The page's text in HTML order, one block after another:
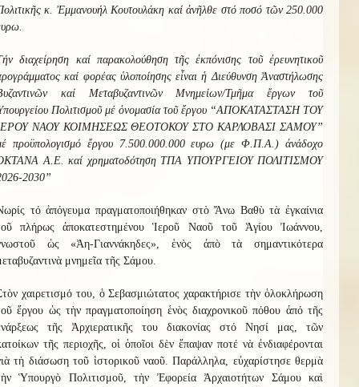
κ. Ἐμμανουήλ Κουτουλάκη καί ἀνῆλθε στό ποσό τῶν 250.000
διαχείρηση καί παρακολούθηση τῆς ἐκπόνισης τοῦ ἐρευνητικοῦ
καί φορέας ὑλοποίησης εἶναι ἡ Διεύθυνση Ἀναστήλωσης
καί Μεταβυζαντινῶν Μνημείων/Τμῆμα ἔργων τοῦ
Πολιτισμοῦ μέ ὁνομασία τοῦ ἔργου “ΑΠΟΚΑΤΑΣΤΑΣΗ ΤΟΥ
ΝΑΟΥ ΚΟΙΜΗΣΕΩΣ ΘΕΟΤΟΚΟΥ ΣΤΟ ΚΑΡΛΟΒΑΣΙ ΣΑΜΟΥ”
προϋπολογισμό ἔργου 7.500.000.000 ευρω (με Φ.Π.Α.) ἀνάδοχο
Α.Ε. καί χρηματοδότηση ΤΠΑ ΥΠΟΥΡΓΕΙΟΥ ΠΟΛΙΤΙΣΜΟΥ
2030”
τό ἀπόγευμα πραγματοποιήθηκαν στὸ Ἄνω Βαθὺ τὰ ἐγκαίνια
πλήρως ἀποκατεστημένου Ἱεροῦ Ναοῦ τοῦἉγίου Ἰωάννου
ὡς «Ἀη-Γιαννάκηδες», ἑνὸς ἀπὸ τὰ σημαντικότερα
μνημεῖα τῆς Σάμου.
χαιρετισμό του, ὁ Σεβασμιώτατος χαρακτήρισε τὴν ὁλοκλήρωση
ἔργου ὡς τὴν πραγματοποίηση ἑνὸς διαχρονικοῦ πόθου ἀπό τῆς
τῆς Ἀρχιερατικῆς του διακονίας στό Νησί μας, τῶν
τῆς περιοχῆς, οἱ ὁποῖοι δὲν ἔπαψαν ποτέ νὰ ἐνδιαφέρονται
τὴ διάσωση τοῦ ἱστορικοῦ ναοῦ. Παράλληλα, εὐχαρίστησε θερμὰ
Ὑπουργὸ Πολιτισμοῦ, τὴν Ἐφορεία Ἀρχαιοτήτων Σάμου καὶ